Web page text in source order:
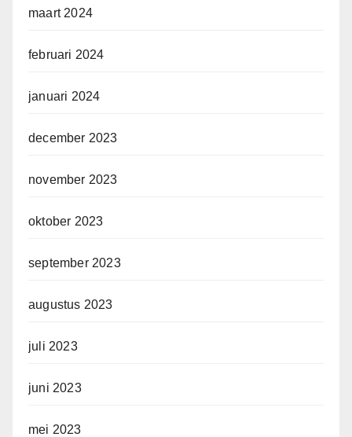
maart 2024
februari 2024
januari 2024
december 2023
november 2023
oktober 2023
september 2023
augustus 2023
juli 2023
juni 2023
mei 2023